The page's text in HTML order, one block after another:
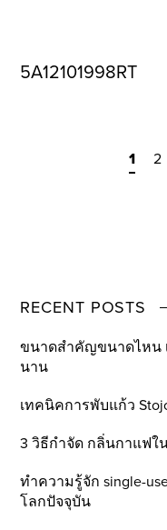
5A12101998RT
1 2
RECENT POSTS
ขนาดสำคัญขนาดไหน
นาน
เทคนิคการพับแก้ว
3 วิธีกำจัด กลิ่นกาแฟ
ทำความรู้จัก single-
โลกปัจจุบัน